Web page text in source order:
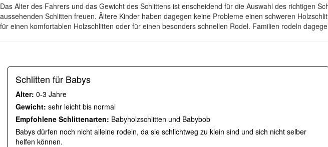
Das Alter des Fahrers und das Gewicht des Schlittens ist enscheidend für die Auswahl des richtigen
aussehenden Schlitten freuen. Ältere Kinder haben dagegen keine Probleme einen schweren
für einen komfortablen Holzschlitten oder für einen besonders schnellen Rodel. Familien rodeln
Schlitten für Babys
Alter: 0-3 Jahre
Gewicht: sehr leicht bis normal
Empfohlene Schlittenarten: Babyholzschlitten und Babybob
Babys dürfen noch nicht alleine rodeln, da sie schlichtweg zu klein sind und sich nicht selber
helfen können.